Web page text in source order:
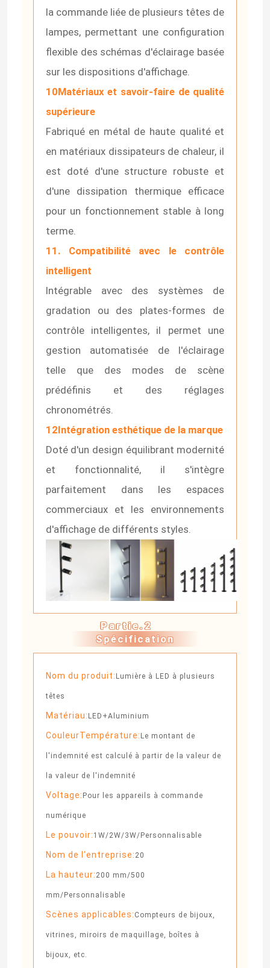
profil en aluminium mené
lumière accrochante linéaire menée
Panneau acrylique de LGP
Lampe souterraine de LED
Lumière à néon LED extérieure
la commande liée de plusieurs têtes de
lampes, permettant une configuration
flexible des schémas d'éclairage basée
sur les dispositions d'affichage.
10Matériaux et savoir-faire de qualité
supérieure
Fabriqué en métal de haute qualité et
en matériaux dissipateurs de chaleur, il
est doté d'une structure robuste et
d'une dissipation thermique efficace
pour un fonctionnement stable à long
terme.
11. Compatibilité avec le contrôle
intelligent
Intégrable avec des systèmes de
gradation ou des plates-formes de
contrôle intelligentes, il permet une
gestion automatisée de l'éclairage
telle que des modes de scène
prédéfinis et des réglages
chronométrés.
12Intégration esthétique de la marque
Doté d'un design équilibrant modernité
et fonctionnalité, il s'intègre
parfaitement dans les espaces
commerciaux et les environnements
d'affichage de différents styles.
Partie.2
Spécification
Nom du produit: Lumière à LED à plusieurs
têtes
Matériau: LED+Aluminium
CouleurTempérature: Le montant de
l'indemnité est calculé à partir de la valeur de
la valeur de l'indemnité
Voltage: Pour les appareils à commande
numérique
Le pouvoir: 1W/2W/3W/Personnalisable
Nom de l'entreprise: 20
La hauteur: 200 mm/500
mm/Personnalisable
Scènes applicables: Compteurs de bijoux,
vitrines, miroirs de maquillage, boîtes à
bijoux, etc.